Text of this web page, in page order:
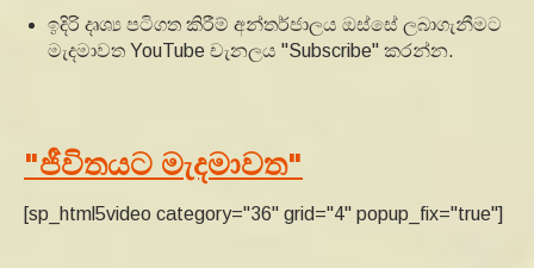
ඉදිරි දෘශ්‍ය පටිගත කිරීම් අන්තර්ජාලය ඔස්සේ ලබාගැනීමට
මැදමාවත YouTube චැනලය "Subscribe" කරන්න.
"ජීවිතයට මැදමාවත"
[sp_html5video category="36" grid="4" popup_fix="true"]